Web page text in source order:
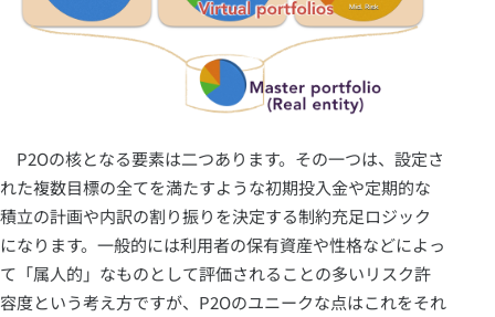
P2Oの核となる要素は二つあります。その一つは、設定さ
れた複数目標の全てを満たすような初期投入金や定期的な
積立の計画や内訳の割り振りを決定する制約充足ロジック
になります。一般的には利用者の保有資産や性格などによっ
て「属人的」なものとして評価されることの多いリスク許
容度という考え方ですが、P2Oのユニークな点はこれをそれ